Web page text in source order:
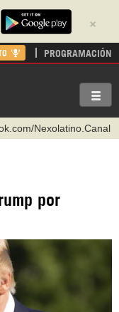
×
PROGRAMACIÓN
Nexolatino.Canal
@nexo_latino
c/hispantv
921 79 29 404
por